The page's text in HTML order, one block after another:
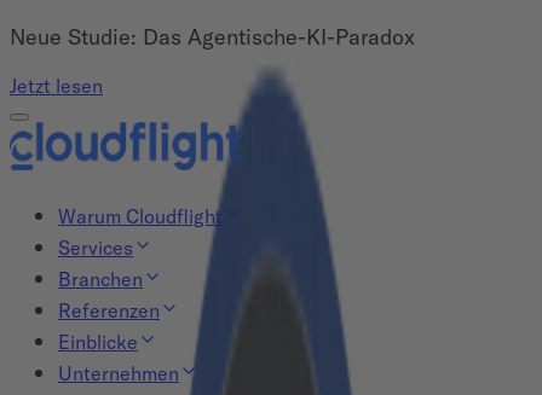
Neue Studie: Das Agentische-KI-Paradox
Jetzt lesen
Warum Cloudflight
Services
Branchen
Referenzen
Einblicke
Unternehmen